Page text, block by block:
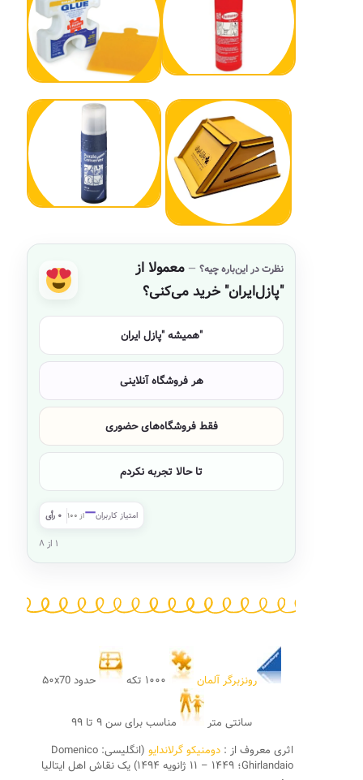
نظرت در این‌باره چیه؟
معمولا از
"پازل‌ایران" خرید می‌کنی؟
همیشه "پازل ایران"
هر فروشگاه آنلاینی
فقط فروشگاه‌های حضوری
تا حالا تجربه نکردم
امتیاز کاربران—از ۱۰۰ ۰ رأی
۱ از ۸
رونزبرگر آلمان حدود ۵۰x70
سانتی متر
مناسب برای سن ۹ تا ۹۹
اثری معروف از :دومنیکو گرلاندایو
(انگلیسی: Domenico
Ghirlandaio؛ ۱۴۴۹ – ۱۱ ژانویه ۱۴۹۴) یک نقاش اهل ایتالیا